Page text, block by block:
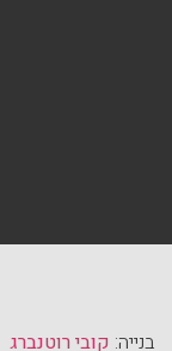
בנייה: קובי רוטנברג